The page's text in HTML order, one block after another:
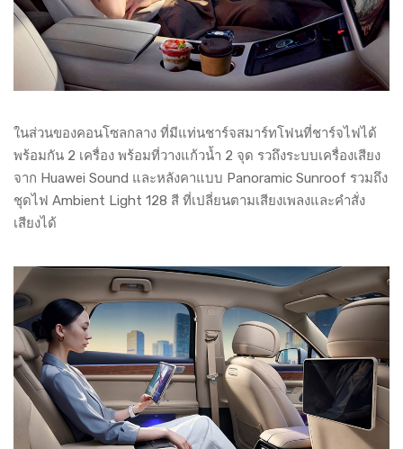
ในส่วนของคอนโซลกลาง ที่มีแท่นชาร์จสมาร์ทโฟนที่ชาร์จไฟได้
พร้อมกัน 2 เครื่อง พร้อมที่วางแก้วน้ำ 2 จุด รวถึงระบบเครื่องเสียง
จาก Huawei Sound และหลังคาแบบ Panoramic Sunroof รวมถึง
ชุดไฟ Ambient Light 128 สี ที่เปลี่ยนตามเสียงเพลงและคำสั่ง
เสียงได้